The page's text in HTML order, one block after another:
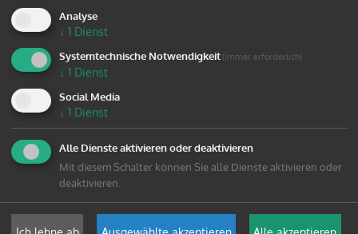
Analyse
↓ 1 Dienst
Systemtechnische Notwendigkeit (immer erforderlich)
↓ 1 Dienst
Social Media
↓ 1 Dienst
Alle Dienste aktivieren oder deaktivieren
Mit diesem Schalter können Sie alle Dienste aktivieren oder
deaktivieren.